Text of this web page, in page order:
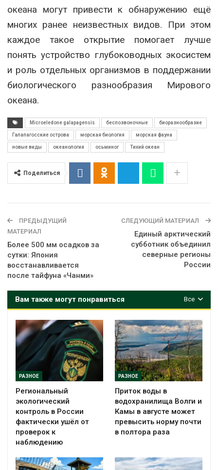
океана могут привести к обнаружению ещё
многих ранее неизвестных видов. При этом
каждое такое открытие помогает лучше
понять устройство глубоководных экосистем
и роль отдельных организмов в поддержании
биологического разнообразия Мирового
океана.
Microeledone galapagensis беспозвоночные биоразнообразие
Галапагосские острова морская биология морская фауна
новые виды океанология осьминог Тихий океан
Поделиться
ПРЕДЫДУЩИЙ
МАТЕРИАЛ
Более 500 мм осадков за
сутки: Япония
восстанавливается
после тайфуна «Чанми»
СЛЕДУЮЩИЙ МАТЕРИАЛ
Единый арктический
субботник объединил
северные регионы
России
Все
Вам также могут понравиться
РАЗНОЕ
Региональный
экологический
контроль в России
фактически ушёл от
проверок к
наблюдению
РАЗНОЕ
Приток воды в
водохранилища Волги и
Камы в августе может
превысить норму почти
в полтора раза